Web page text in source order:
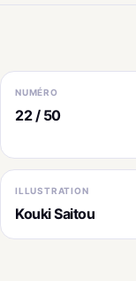
NUMÉRO
22 / 50
ILLUSTRATION
Kouki Saitou